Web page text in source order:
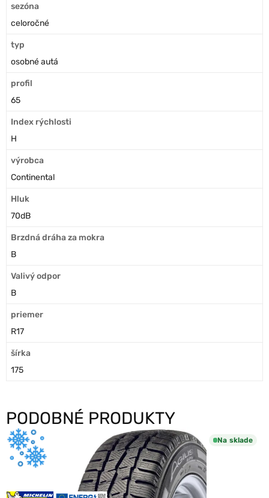
sezóna
celoročné
typ
osobné autá
profil
65
Index rýchlosti
H
výrobca
Continental
Hluk
70dB
Brzdná dráha za mokra
B
Valivý odpor
B
priemer
R17
šírka
175
PODOBNÉ PRODUKTY
Na sklade